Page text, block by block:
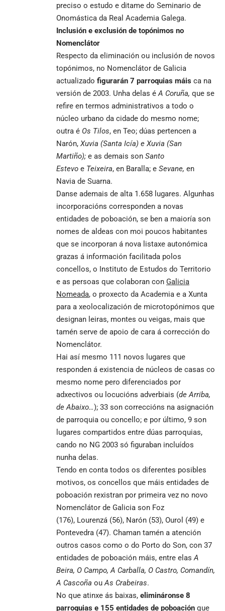
preciso o estudo e ditame do Seminario de
Onomástica da Real Academia Galega.
Inclusión e exclusión de topónimos no
Nomenclátor
Respecto da eliminación ou inclusión de novos
topónimos, no Nomenclátor de Galicia
actualizado figurarán 7 parroquias máis ca na
versión de 2003. Unha delas é A Coruña, que se
refire en termos administrativos a todo o
núcleo urbano da cidade do mesmo nome;
outra é Os Tilos, en Teo; dúas pertencen a
Narón, Xuvia (Santa Icía) e Xuvia (San
Martiño); e as demais son Santo
Estevo e Teixeira, en Baralla; e Sevane, en
Navia de Suarna.
Danse ademais de alta 1.658 lugares. Algunhas
incorporacións corresponden a novas
entidades de poboación, se ben a maioría son
nomes de aldeas con moi poucos habitantes
que se incorporan á nova listaxe autonómica
grazas á información facilitada polos
concellos, o Instituto de Estudos do Territorio
e as persoas que colaboran con Galicia
Nomeada, o proxecto da Academia e a Xunta
para a xeolocalización de microtopónimos que
designan leiras, montes ou veigas, mais que
tamén serve de apoio de cara á corrección do
Nomenclátor.
Hai así mesmo 111 novos lugares que
responden á existencia de núcleos de casas co
mesmo nome pero diferenciados por
adxectivos ou locucións adverbiais (de Arriba,
de Abaixo…); 33 son correccións na asignación
de parroquia ou concello; e por último, 9 son
lugares compartidos entre dúas parroquias,
cando no NG 2003 só figuraban incluídos
nunha delas.
Tendo en conta todos os diferentes posibles
motivos, os concellos que máis entidades de
poboación rexistran por primeira vez no novo
Nomenclátor de Galicia son Foz
(176), Lourenzá (56), Narón (53), Ourol (49) e
Pontevedra (47). Chaman tamén a atención
outros casos como o do Porto do Son, con 37
entidades de poboación máis, entre elas A
Beira, O Campo, A Carballa, O Castro, Comandín,
A Cascoña ou As Crabeiras.
No que atinxe ás baixas, elimináronse 8
parroquias e 155 entidades de poboación que